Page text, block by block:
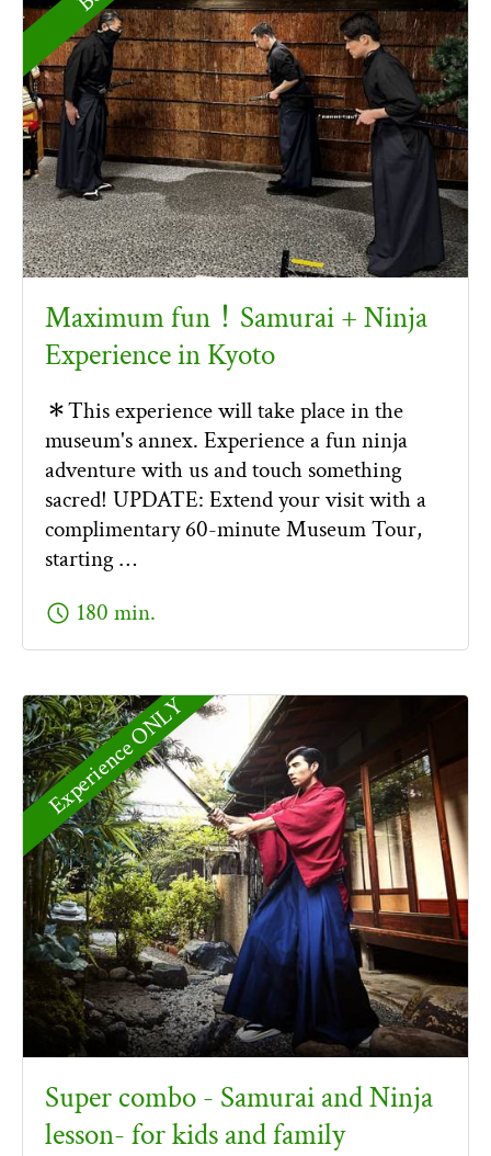
Maximum fun！Samurai + Ninja
Experience in Kyoto
＊This experience will take place in the
museum's annex. Experience a fun ninja
adventure with us and touch something
sacred! UPDATE: Extend your visit with a
complimentary 60-minute Museum Tour,
starting …
schedule 180 min.
Experience ONLY
Super combo - Samurai and Ninja
lesson- for kids and family